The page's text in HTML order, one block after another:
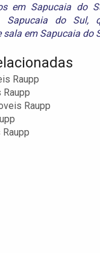
em Sapucaia do
Sapucaia do Sul,
sala em Sapucaia do
Raupp
Raupp